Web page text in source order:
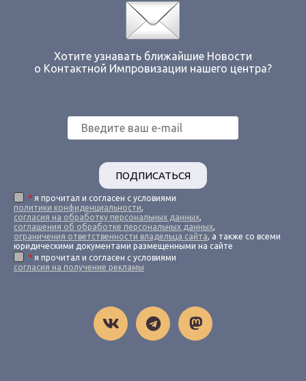
Хотите узнавать ближайшие Новости
о Контактной Импровизации нашего центра?
ПОДПИСАТЬСЯ
* я прочитал и согласен с условиями
политики конфиденциальности,
согласия на обработку персональных данных,
соглашения об обработке персональных данных,
ограничения ответственности владельца сайта, а также со всеми
юридическими документами размещенными на сайте
* я прочитал и согласен с условиями
согласия на получение рекламы